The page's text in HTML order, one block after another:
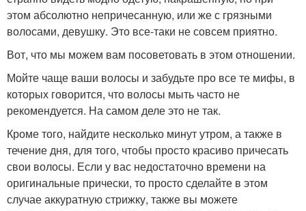
этом абсолютно непричесанную, или же с грязными
волосами, девушку. Это все-таки не совсем приятно.
Вот, что мы можем вам посоветовать в этом отношении.
Мойте чаще ваши волосы и забудьте про все те мифы, в
которых говорится, что волосы мыть часто не
рекомендуется. На самом деле это не так.
Кроме того, найдите несколько минут утром, а также в
течение дня, для того, чтобы просто красиво причесать
свои волосы. Если у вас недостаточно времени на
оригинальные прически, то просто сделайте в этом
случае аккуратную стрижку, также вы можете